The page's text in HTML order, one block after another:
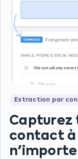
Extraction par
Capturez
contact
n'importe